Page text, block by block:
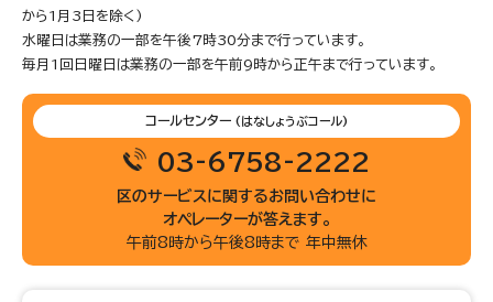
から1月3日を除く)
水曜日は業務の一部を午後7時30分まで行っています。
毎月1回日曜日は業務の一部を午前9時から正午まで行っています。
コールセンター (はなしょうぶコール)
03-6758-2222
区のサービスに関するお問い合わせに
オペレーターが答えます。
午前8時から午後8時まで 年中無休